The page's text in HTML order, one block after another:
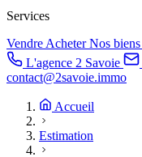
Services
VendreAcheterNos biens
L'agence 2 Savoie
contact@2savoie.immo
Accueil
Estimation